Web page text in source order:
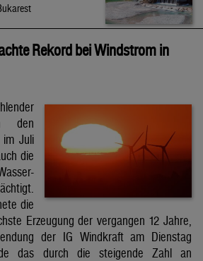
Rekord bei Windstrom in
den
im Juli
die
die
Erzeugung der vergangen 12 Jahre,
der IG Windkraft am Dienstag
das durch die steigende Zahl an